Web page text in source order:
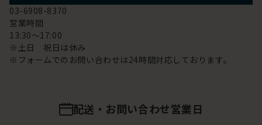
03-6908-8370
営業時間
13:30～17:00
※土日 祝日は休み
※フォームでのお問い合わせは24時間対応しております。
配送・お問い合わせ営業日